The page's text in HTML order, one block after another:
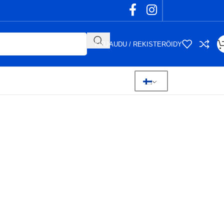
KIRJAUDU / REKISTERÖIDY